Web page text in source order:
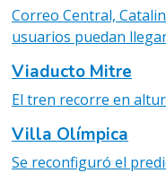
Correo Central,
usuarios puedan
Viaducto Mitre
El tren recorre en
Villa Olímpica
Se reconfiguró el